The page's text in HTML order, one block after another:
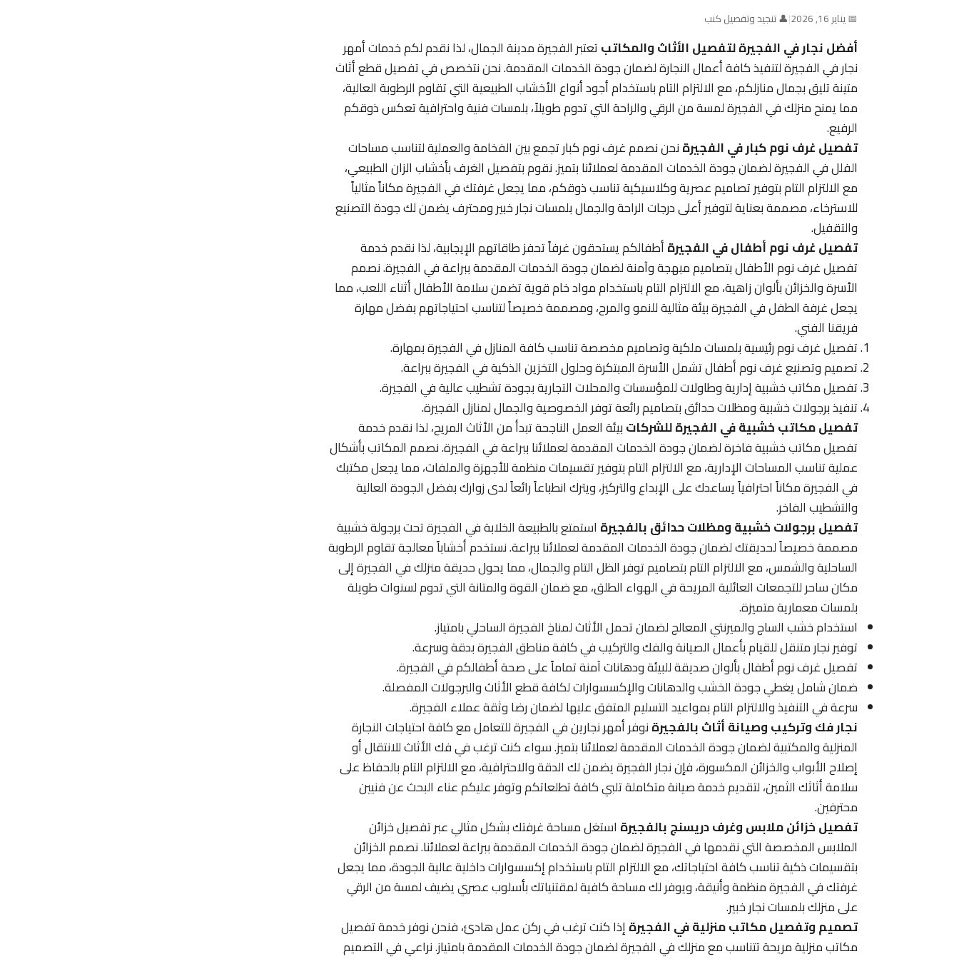
📅 يناير 16, 2026 |👤 تنجيد وتفصيل كنب
أفضل نجار في الفجيرة لتفصيل الأثاث والمكاتبتعتبر الفجيرة مدينة الجمال، لذا نقدم لكم خدمات أمهر
نجار في الفجيرة لتنفيذ كافة أعمال النجارة لضمان جودة الخدمات المقدمة. نحن نتخصص في تفصيل قطع أثاث
متينة تليق بجمال منازلكم، مع الالتزام التام باستخدام أجود أنواع الأخشاب الطبيعية التي تقاوم الرطوبة العالية،
مما يمنح منزلك في الفجيرة لمسة من الرقي والراحة التي تدوم طويلاً، بلمسات فنية واحترافية تعكس ذوقكم
الرفيع.
تفصيل غرف نوم كبار في الفجيرةنحن نصمم غرف نوم كبار تجمع بين الفخامة والعملية لتناسب مساحات
الفلل في الفجيرة لضمان جودة الخدمات المقدمة لعملائنا بتميز. نقوم بتفصيل الغرف بأخشاب الزان الطبيعي،
مع الالتزام التام بتوفير تصاميم عصرية وكلاسيكية تناسب ذوقكم، مما يجعل غرفتك في الفجيرة مكاناً مثالياً
للاسترخاء، مصممة بعناية لتوفير أعلى درجات الراحة والجمال بلمسات نجار خبير ومحترف يضمن لك جودة التصنيع
والتقفيل.
تفصيل غرف نوم أطفال في الفجيرةأطفالكم يستحقون غرفاً تحفز طاقاتهم الإيجابية، لذا نقدم خدمة
تفصيل غرف نوم الأطفال بتصاميم مبهجة وآمنة لضمان جودة الخدمات المقدمة ببراعة في الفجيرة. نصمم
الأسرة والخزائن بألوان زاهية، مع الالتزام التام باستخدام مواد خام قوية تضمن سلامة الأطفال أثناء اللعب، مما
يجعل غرفة الطفل في الفجيرة بيئة مثالية للنمو والمرح، ومصممة خصيصاً لتناسب احتياجاتهم بفضل مهارة
فريقنا الفني.
تفصيل غرف نوم رئيسية بلمسات ملكية وتصاميم مخصصة تناسب كافة المنازل في الفجيرة بمهارة.
تصميم وتصنيع غرف نوم أطفال تشمل الأسرة المبتكرة وحلول التخزين الذكية في الفجيرة ببراعة.
تفصيل مكاتب خشبية إدارية وطاولات للمؤسسات والمحلات التجارية بجودة تشطيب عالية في الفجيرة.
تنفيذ برجولات خشبية ومظلات حدائق بتصاميم رائعة توفر الخصوصية والجمال لمنازل الفجيرة.
تفصيل مكاتب خشبية في الفجيرة للشركاتبيئة العمل الناجحة تبدأ من الأثاث المريح، لذا نقدم خدمة
تفصيل مكاتب خشبية فاخرة لضمان جودة الخدمات المقدمة لعملائنا ببراعة في الفجيرة. نصمم المكاتب بأشكال
عملية تناسب المساحات الإدارية، مع الالتزام التام بتوفير تقسيمات منظمة للأجهزة والملفات، مما يجعل مكتبك
في الفجيرة مكاناً احترافياً يساعدك على الإبداع والتركيز، ويترك انطباعاً رائعاً لدى زوارك بفضل الجودة العالية
والتشطيب الفاخر.
تفصيل برجولات خشبية ومظلات حدائق بالفجيرة استمتع بالطبيعة الخلابة في الفجيرة تحت برجولة خشبية
مصممة خصيصاً لحديقتك لضمان جودة الخدمات المقدمة لعملائنا ببراعة. نستخدم أخشاباً معالجة تقاوم الرطوبة
الساحلية والشمس، مع الالتزام التام بتصاميم توفر الظل التام والجمال، مما يحول حديقة منزلك في الفجيرة إلى
مكان ساحر للتجمعات العائلية المريحة في الهواء الطلق، مع ضمان القوة والمتانة التي تدوم لسنوات طويلة
بلمسات معمارية متميزة.
استخدام خشب الساج والميرنتي المعالج لضمان تحمل الأثاث لمناخ الفجيرة الساحلي بامتياز.
توفير نجار متنقل للقيام بأعمال الصيانة والفك والتركيب في كافة مناطق الفجيرة بدقة وسرعة.
تفصيل غرف نوم أطفال بألوان صديقة للبيئة ودهانات آمنة تماماً على صحة أطفالكم في الفجيرة.
ضمان شامل يغطي جودة الخشب والدهانات والإكسسوارات لكافة قطع الأثاث والبرجولات المفصلة.
سرعة في التنفيذ والالتزام التام بمواعيد التسليم المتفق عليها لضمان رضا وثقة عملاء الفجيرة.
نجار فك وتركيب وصيانة أثاث بالفجيرةنوفر أمهر نجارين في الفجيرة للتعامل مع كافة احتياجات النجارة
المنزلية والمكتبية لضمان جودة الخدمات المقدمة لعملائنا بتميز. سواء كنت ترغب في فك الأثاث للانتقال أو
إصلاح الأبواب والخزائن المكسورة، فإن نجار الفجيرة يضمن لك الدقة والاحترافية، مع الالتزام التام بالحفاظ على
سلامة أثاثك الثمين، لتقديم خدمة صيانة متكاملة تلبي كافة تطلعاتكم وتوفر عليكم عناء البحث عن فنيين
محترفين.
تفصيل خزائن ملابس وغرف دريسنج بالفجيرة استغل مساحة غرفتك بشكل مثالي عبر تفصيل خزائن
الملابس المخصصة التي نقدمها في الفجيرة لضمان جودة الخدمات المقدمة ببراعة لعملائنا. نصمم الخزائن
بتقسيمات ذكية تناسب كافة احتياجاتك، مع الالتزام التام باستخدام إكسسوارات داخلية عالية الجودة، مما يجعل
غرفتك في الفجيرة منظمة وأنيقة، ويوفر لك مساحة كافية لمقتنياتك بأسلوب عصري يضيف لمسة من الرقي
على منزلك بلمسات نجار خبير.
تصميم وتفصيل مكاتب منزلية في الفجيرةإذا كنت ترغب في ركن عمل هادئ، فنحن نوفر خدمة تفصيل
مكاتب منزلية مريحة تتناسب مع منزلك في الفجيرة لضمان جودة الخدمات المقدمة بامتياز. نراعي في التصميم